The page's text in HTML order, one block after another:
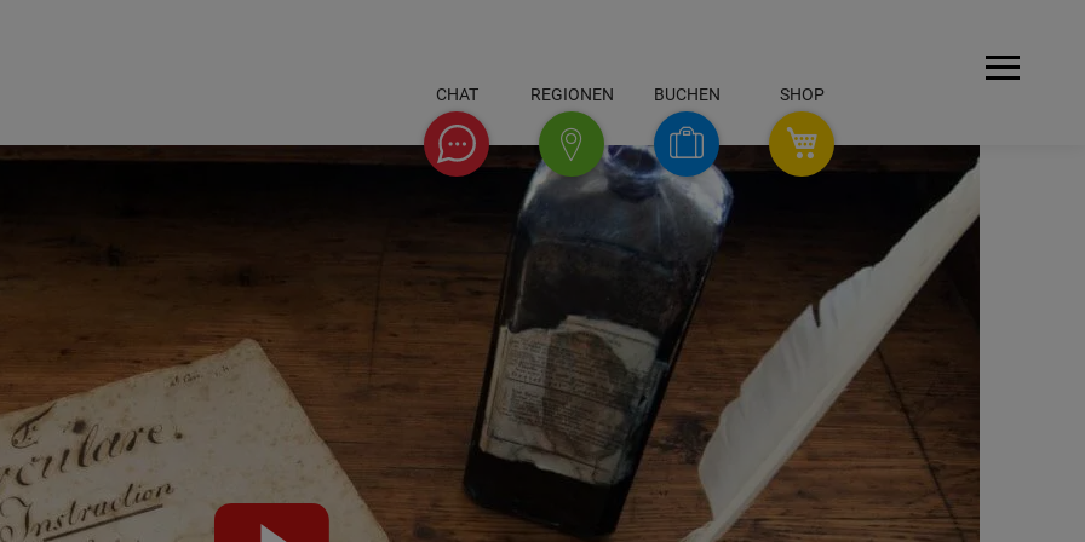
CHAT
Chat
REGIONEN BUCHEN
Buchen
SHOP
SHOP
Video